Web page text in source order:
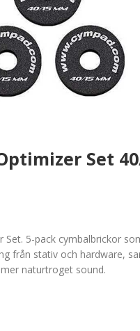
Set
Set. 5-pack cymbalbrickor
från stativ och hardware,
naturtroget sound.